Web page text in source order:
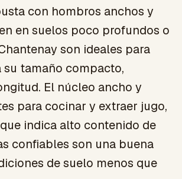
con hombros anchos y
en suelos poco profundos o
son ideales para
tamaño compacto,
El núcleo ancho y
para cocinar y extraer jugo,
indica alto contenido de
confiables son una buena
de suelo menos que